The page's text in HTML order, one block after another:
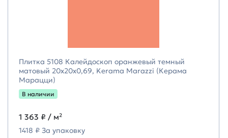
Плитка 5108 Калейдоскоп оранжевый темный
матовый 20x20x0,69, Kerama Marazzi (Керама
Марацци)
В наличии
1 363 ₽ / м²
1418 ₽ За упаковку